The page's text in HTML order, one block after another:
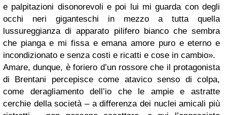
e palpitazioni disonorevoli e poi lui mi guarda con degli
occhi neri giganteschi in mezzo a tutta quella
lussureggianza di apparato pilifero bianco che sembra
che pianga e mi fissa e emana amore puro e eterno e
incondizionato e senza costi e ricatti e cose in cambio».
Amare, dunque, è foriero d’un rossore che il protagonista
di Brentani percepisce come atavico senso di colpa,
come deragliamento dell’io che le ampie e astratte
cerchie della società – a differenza dei nuclei amicali più